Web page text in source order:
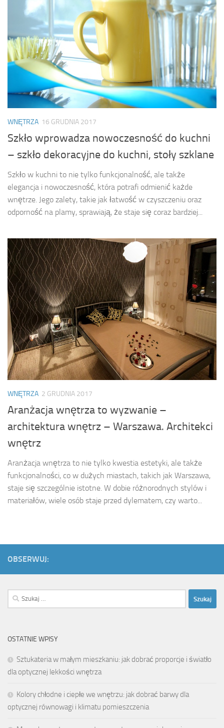
WNĘTRZA 16 GRUDNIA 2017
Szkło wprowadza nowoczesność do kuchni
– szkło dekoracyjne do kuchni, stoły szklane
Szkło w kuchni to nie tylko funkcjonalność, ale także
elegancja i nowoczesność, która potrafi odmienić każde
wnętrze. Jego zalety, takie jak łatwość w czyszczeniu oraz
odporność na plamy, sprawiają, że staje się coraz bardziej...
WNĘTRZA 2 GRUDNIA 2017
Aranżacja wnętrza to wyzwanie –
architektura wnętrz – Warszawa. Architekci
wnętrz
Aranżacja wnętrza to nie tylko kwestia estetyki, ale także
funkcjonalności, co w dużych miastach, takich jak Warszawa,
staje się szczególnie istotne. W dobie różnorodnych stylów i
materiałów, wiele osób staje przed dylematem, czy warto...
OBSERWUJ:
Szukaj:
OSTATNIE WPISY
Sztukateria w małym mieszkaniu: jak dobrać proporcje i światło
dla optycznej lekkości wnętrza
Kolory chłodne i ciepłe we wnętrzu: jak dobrać barwy dla
optycznej równowagi i klimatu pomieszczenia